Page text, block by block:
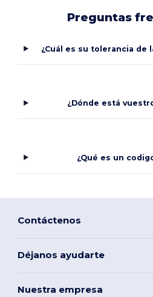
Preguntas
¿Cuál es su tolerancia de
¿Dónde está
¿Qué es un
Contáctenos
Déjanos ayudarte
Nuestra empresa